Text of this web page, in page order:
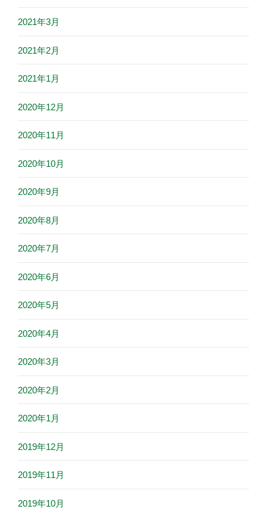
2021年3月
2021年2月
2021年1月
2020年12月
2020年11月
2020年10月
2020年9月
2020年8月
2020年7月
2020年6月
2020年5月
2020年4月
2020年3月
2020年2月
2020年1月
2019年12月
2019年11月
2019年10月